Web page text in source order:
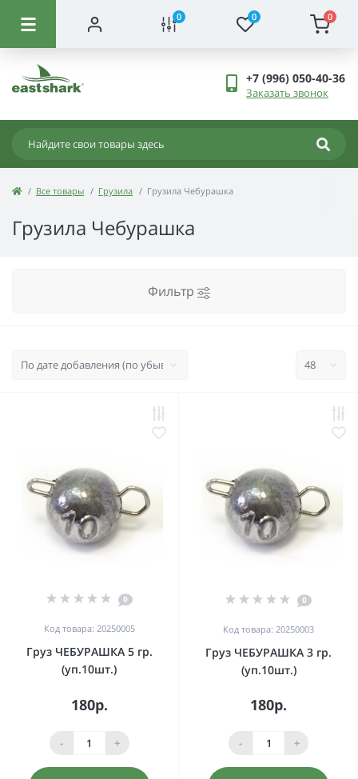
0 0 0
+7 (996) 050-40-36
Заказать звонок
Все товары Грузила Грузила Чебурашка
Грузила Чебурашка
Фильтр
0
Код товара: 20250005
Груз ЧЕБУРАШКА 5 гр.
(уп.10шт.)
180р.
- +
0
Код товара: 20250003
Груз ЧЕБУРАШКА 3 гр.
(уп.10шт.)
180р.
- +